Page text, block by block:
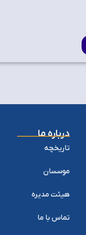
درباره ما
تاریخچه
موسسان
هیئت مدیره
تماس با ما